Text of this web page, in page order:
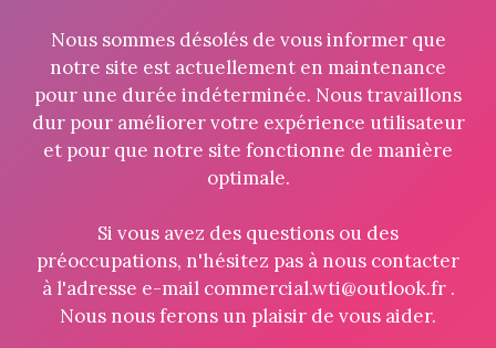
Nous sommes désolés de vous informer que
notre site est actuellement en maintenance
pour une durée indéterminée. Nous travaillons
dur pour améliorer votre expérience utilisateur
et pour que notre site fonctionne de manière
optimale.
Si vous avez des questions ou des
préoccupations, n'hésitez pas à nous contacter
à l'adresse e-mail commercial.wti@outlook.fr .
Nous nous ferons un plaisir de vous aider.